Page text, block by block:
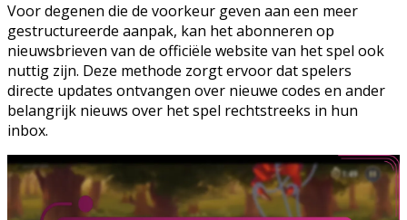
Voor degenen die de voorkeur geven aan een meer
gestructureerde aanpak, kan het abonneren op
nieuwsbrieven van de officiële website van het spel ook
nuttig zijn. Deze methode zorgt ervoor dat spelers
directe updates ontvangen over nieuwe codes en ander
belangrijk nieuws over het spel rechtstreeks in hun
inbox.